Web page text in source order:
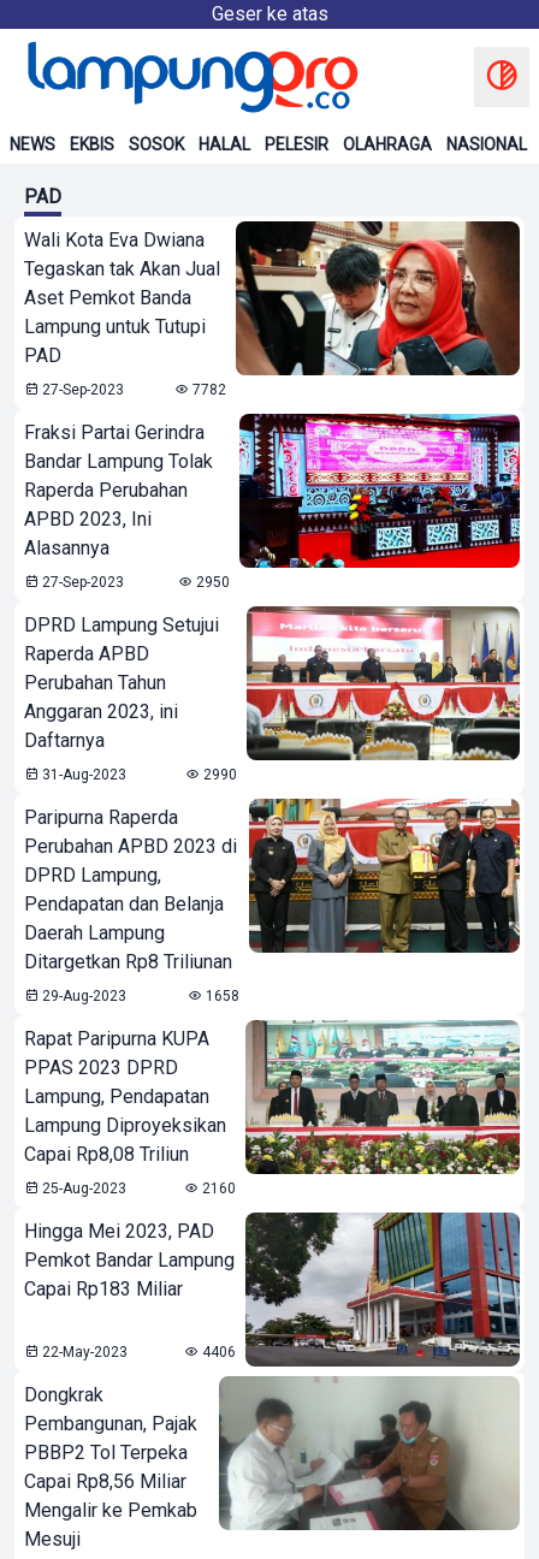
Geser ke atas
NEWS EKBIS SOSOK HALAL PELESIR OLAHRAGA NASIONAL
PAD
Wali Kota Eva Dwiana
Tegaskan tak Akan Jual
Aset Pemkot Banda
Lampung untuk Tutupi
PAD
27-Sep-2023 7782
Fraksi Partai Gerindra
Bandar Lampung Tolak
Raperda Perubahan
APBD 2023, Ini
Alasannya
27-Sep-2023 2950
DPRD Lampung Setujui
Raperda APBD
Perubahan Tahun
Anggaran 2023, ini
Daftarnya
31-Aug-2023 2990
Paripurna Raperda
Perubahan APBD 2023 di
DPRD Lampung,
Pendapatan dan Belanja
Daerah Lampung
Ditargetkan Rp8 Triliunan
29-Aug-2023 1658
Rapat Paripurna KUPA
PPAS 2023 DPRD
Lampung, Pendapatan
Lampung Diproyeksikan
Capai Rp8,08 Triliun
25-Aug-2023 2160
Hingga Mei 2023, PAD
Pemkot Bandar Lampung
Capai Rp183 Miliar
22-May-2023 4406
Dongkrak
Pembangunan, Pajak
PBBP2 Tol Terpeka
Capai Rp8,56 Miliar
Mengalir ke Pemkab
Mesuji